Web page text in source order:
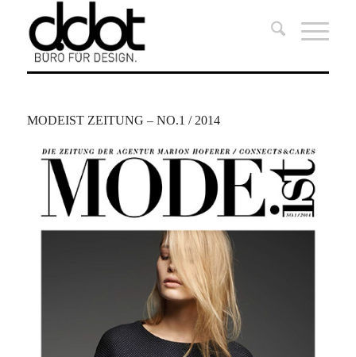
MODEIST ZEITUNG – NO.1 / 2014